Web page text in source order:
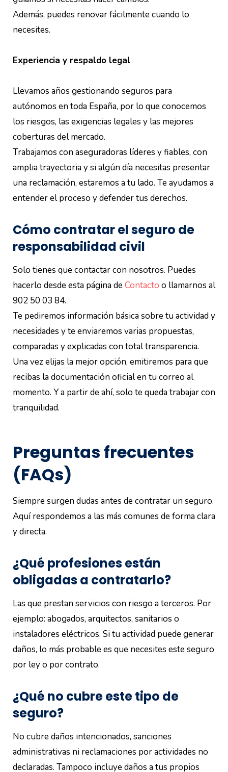
Además, puedes renovar fácilmente cuando lo
necesites.
Experiencia y respaldo legal
Llevamos años gestionando seguros para
autónomos en toda España, por lo que conocemos
los riesgos, las exigencias legales y las mejores
coberturas del mercado.
Trabajamos con aseguradoras líderes y fiables, con
amplia trayectoria y si algún día necesitas presentar
una reclamación, estaremos a tu lado. Te ayudamos a
entender el proceso y defender tus derechos.
Cómo contratar el seguro de
responsabilidad civil
Solo tienes que contactar con nosotros. Puedes
hacerlo desde esta página deContacto o llamarnos al
902 50 03 84.
Te pediremos información básica sobre tu actividad y
necesidades y te enviaremos varias propuestas,
comparadas y explicadas con total transparencia.
Una vez elijas la mejor opción, emitiremos para que
recibas la documentación oficial en tu correo al
momento. Y a partir de ahí, solo te queda trabajar con
tranquilidad.
Preguntas frecuentes
(FAQs)
Siempre surgen dudas antes de contratar un seguro.
Aquí respondemos a las más comunes de forma clara
y directa.
¿Qué profesiones están
obligadas a contratarlo?
Las que prestan servicios con riesgo a terceros. Por
ejemplo: abogados, arquitectos, sanitarios o
instaladores eléctricos. Si tu actividad puede generar
daños, lo más probable es que necesites este seguro
por ley o por contrato.
¿Qué no cubre este tipo de
seguro?
No cubre daños intencionados, sanciones
administrativas ni reclamaciones por actividades no
declaradas. Tampoco incluye daños a tus propios